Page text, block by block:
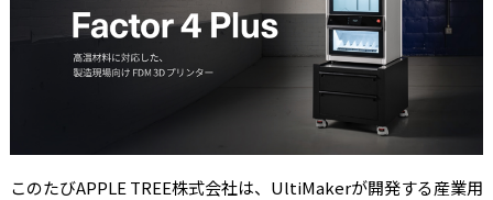
このたびAPPLE TREE株式会社は、UltiMakerが開発する産業用